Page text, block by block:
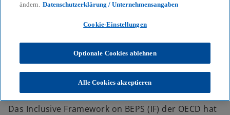
13.01.2026
OECD Side-by-Side Package v. 05.01.2026
KPMG
Themen
Globale Mindeststeuer (Pillar 2): Inclusive Framework einigt sich auf
Das Inclusive Framework on BEPS (IF) der OECD hat
ändern. Datenschutzerklärung / Unternehmensangaben
Cookie-Einstellungen
Optionale Cookies ablehnen
Alle Cookies akzeptieren